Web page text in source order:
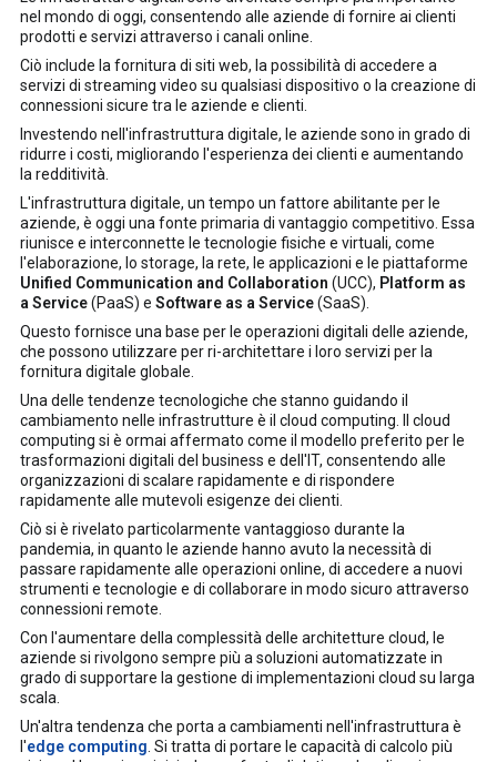
nel mondo di oggi, consentendo alle aziende di fornire ai clienti
prodotti e servizi attraverso i canali online.
Ciò include la fornitura di siti web, la possibilità di accedere a
servizi di streaming video su qualsiasi dispositivo o la creazione di
connessioni sicure tra le aziende e clienti.
Investendo nell'infrastruttura digitale, le aziende sono in grado di
ridurre i costi, migliorando l'esperienza dei clienti e aumentando
la redditività.
L'infrastruttura digitale, un tempo un fattore abilitante per le
aziende, è oggi una fonte primaria di vantaggio competitivo. Essa
riunisce e interconnette le tecnologie fisiche e virtuali, come
l'elaborazione, lo storage, la rete, le applicazioni e le piattaforme
Unified Communication and Collaboration (UCC), Platform as
a Service(PaaS) eSoftware as a Service(SaaS).
Questo fornisce una base per le operazioni digitali delle aziende,
che possono utilizzare per ri-architettare i loro servizi per la
fornitura digitale globale.
Una delle tendenze tecnologiche che stanno guidando il
cambiamento nelle infrastrutture è il cloud computing. Il cloud
computing si è ormai affermato come il modello preferito per le
trasformazioni digitali del business e dell'IT, consentendo alle
organizzazioni di scalare rapidamente e di rispondere
rapidamente alle mutevoli esigenze dei clienti.
Ciò si è rivelato particolarmente vantaggioso durante la
pandemia, in quanto le aziende hanno avuto la necessità di
passare rapidamente alle operazioni online, di accedere a nuovi
strumenti e tecnologie e di collaborare in modo sicuro attraverso
connessioni remote.
Con l'aumentare della complessità delle architetture cloud, le
aziende si rivolgono sempre più a soluzioni automatizzate in
grado di supportare la gestione di implementazioni cloud su larga
scala.
Un'altra tendenza che porta a cambiamenti nell'infrastruttura è
l'edge computing . Si tratta di portare le capacità di calcolo più